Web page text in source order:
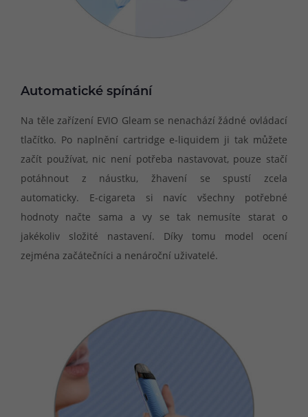
Automatické spínání
Na těle zařízení EVIO Gleam se nenachází žádné ovládací
tlačítko. Po naplnění cartridge e-liquidem ji tak můžete
začít používat, nic není potřeba nastavovat, pouze stačí
potáhnout z náustku, žhavení se spustí zcela
automaticky. E-cigareta si navíc všechny potřebné
hodnoty načte sama a vy se tak nemusíte starat o
jakékoliv složité nastavení. Díky tomu model ocení
zejména začátečníci a nenároční uživatelé.